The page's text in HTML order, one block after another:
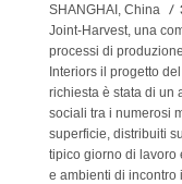
SHANGHAI, China
Joint-Harvest, una
processi di
Interiors il progetto
richiesta è stata di un
sociali tra i numerosi
superficie, distribuiti
tipico giorno di lavoro
e ambienti di incontro